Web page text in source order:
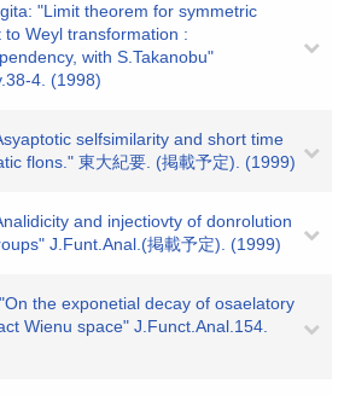
"Limit theorem for symmetric
Weyl transformation :
with S.Takanobu"
4. (1998)
selfsimilarity and short time
flons." 東大紀要. (掲載予定). (1999)
and injectiovty of donrolution
J.Funt.Anal.(掲載予定). (1999)
the exponetial decay of osaelatory
Wienu space" J.Funct.Anal.154.